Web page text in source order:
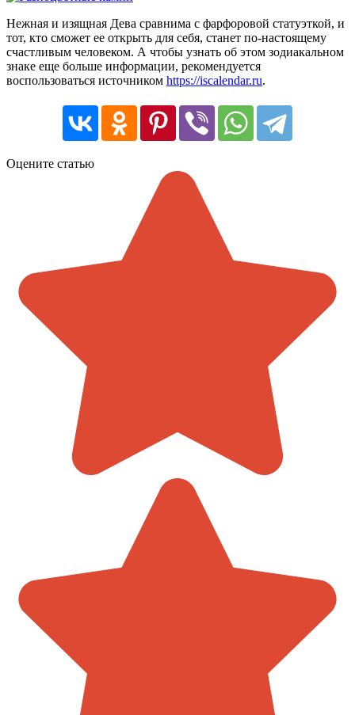
Нежная и изящная Дева сравнима с фарфоровой статуэткой, и
тот, кто сможет ее открыть для себя, станет по-настоящему
счастливым человеком. А чтобы узнать об этом зодиакальном
знаке еще больше информации, рекомендуется
воспользоваться источником https://iscalendar.ru.
Оцените статью